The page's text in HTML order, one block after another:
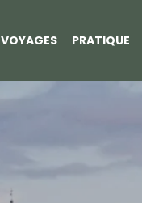
VOYAGES PRATIQUE